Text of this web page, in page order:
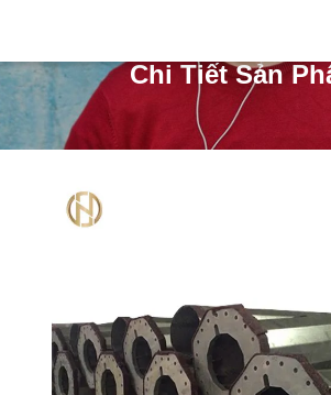
Chi Tiết Sản